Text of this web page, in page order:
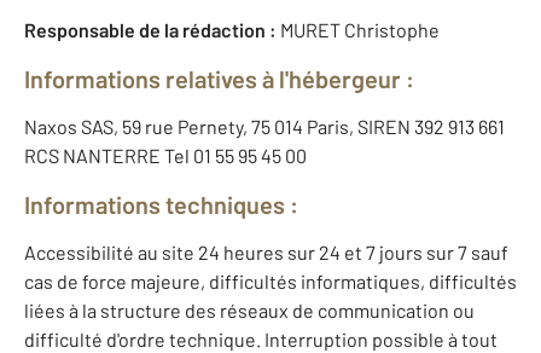
Responsable de la rédaction : MURET Christophe
Informations relatives à l'hébergeur :
Naxos SAS, 59 rue Pernety, 75 014 Paris, SIREN 392 913 661
RCS NANTERRE Tel 01 55 95 45 00
Informations techniques :
Accessibilité au site 24 heures sur 24 et 7 jours sur 7 sauf
cas de force majeure, difficultés informatiques, difficultés
liées à la structure des réseaux de communication ou
difficulté d'ordre technique. Interruption possible à tout